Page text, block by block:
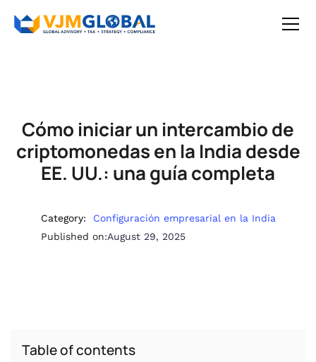
Cómo iniciar un intercambio de
criptomonedas en la India desde
EE. UU.: una guía completa
Category:
Configuración empresarial en la India
Published on:August 29, 2025
Table of contents